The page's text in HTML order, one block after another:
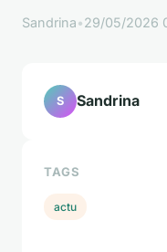
Sandrina•29/05/2026
S Sandrina
TAGS
actu